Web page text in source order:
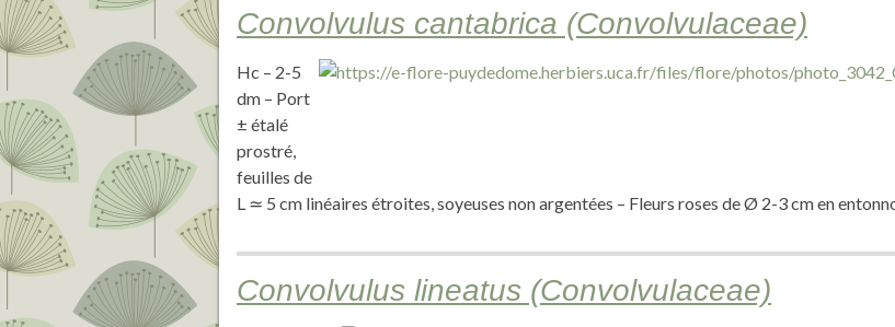
Convolvulus cantabrica (Convolvulaceae)
Hc – 2-5
dm – Port
± étalé
prostré,
feuilles de
L ≃ 5 cm linéaires étroites, soyeuses non argentées – Fleurs roses de Ø 2-3 cm en
Convolvulus lineatus (Convolvulaceae)